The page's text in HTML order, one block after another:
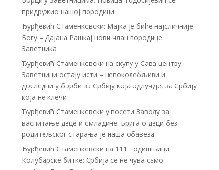
придружио нашој породици
Ђурђевић Стаменковски: Мајка је биће најсличније
Богу – Дајана Рашкај нови члан породице
Заветника
Ђурђевић Стаменковски на скупу у Сава центру:
Заветници остају исти – непоколебљиви и
доследни у борби за Србију која одлучује, за Србију
која не клечи
Ђурђевић Стаменковски у посети Заводу за
васпитање деце и омладине: Брига о деци без
родитељског старања је наша обавеза
Ђурђевић Стаменковски на 111. годишњици
Колубарске битке: Србија се не чува само